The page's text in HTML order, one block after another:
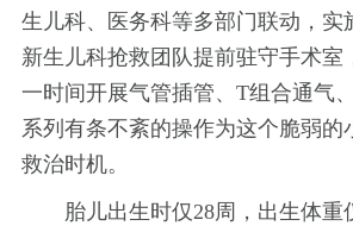
生儿科、医务科等多部门联动，实
新生儿科抢救团队提前驻守手术室
一时间开展气管插管、T组合通
系列有条不紊的操作为这个脆弱的
救治时机。
胎儿出生时仅28周，出生体重